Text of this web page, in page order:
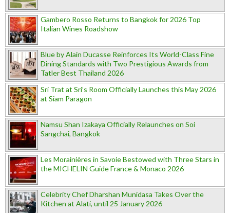
Gambero Rosso Returns to Bangkok for 2026 Top
Italian Wines Roadshow
Blue by Alain Ducasse Reinforces Its World-Class Fine
Dining Standards with Two Prestigious Awards from
Tatler Best Thailand 2026
Sri Trat at Sri’s Room Officially Launches this May 2026
at Siam Paragon
Namsu Shan Izakaya Officially Relaunches on Soi
Sangchai, Bangkok
Les Morainières in Savoie Bestowed with Three Stars in
the MICHELIN Guide France & Monaco 2026
Celebrity Chef Dharshan Munidasa Takes Over the
Kitchen at Alati, until 25 January 2026